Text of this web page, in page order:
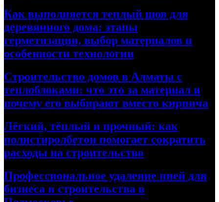
Как выполняется теплый шов для
деревянного дома: этапы
герметизации, выбор материалов и
особенности технологии
Строительство домов в Алматы с
теплоблоками: что это за материал и
почему его выбирают вместо кирпича
Лёгкий, тёплый и прочный: как
полистиролбетон помогает сократить
расходы на строительство
Профессиональное удаление пней для
бизнеса и строительства в